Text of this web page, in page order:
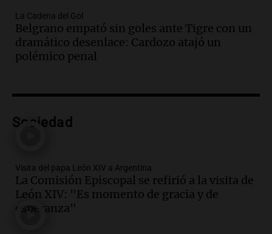
Audio. Ataque a balazos en Rafaela:
disparos contra una vivienda y vehículos
en los barrios Nogales
Panorama Federal
Episodios
descenso de temperatura en Rafaela
Panorama Federal
de fenómenos del superniño en el SEOM
el 7 de agosto
Panorama Federal
Episodios
La Cadena del Gol
Belgrano empató sin goles ante Tigre con un
dramático desenlace: Cardozo atajó un
polémico penal
Sociedad
Visita del papa León XIV a Argentina
La Comisión Episcopal se refirió a la visita de
León XIV: "Es momento de gracia y de
esperanza"